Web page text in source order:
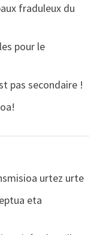
fraduleux du
pour le
pas secondaire !
urtez urte
eta